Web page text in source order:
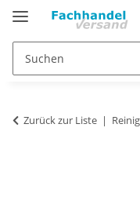
Zurück zur Liste